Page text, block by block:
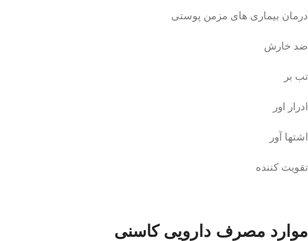
درمان بیماری های مزمن پوستی
ضد خارش
تب بر
ادرار اور
اشتها آور
تقویت کننده
موارد مصرف دارویی کاسنی